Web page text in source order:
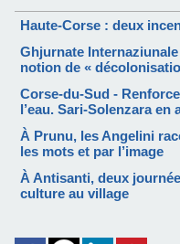
Haute-Corse : deux
Ghjurnate
notion de «
Corse-du-Sud -
l’eau. Sari-Solenzara en
À Prunu, les Angelini
les mots et par l’image
À Antisanti, deux
culture au village